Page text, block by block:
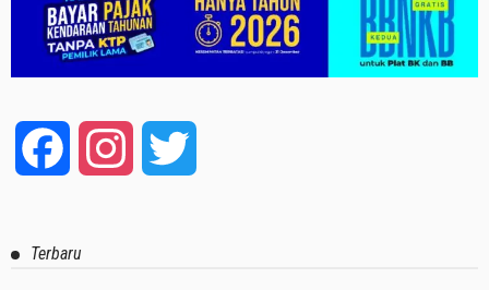
Facebook Instagram
Terbaru